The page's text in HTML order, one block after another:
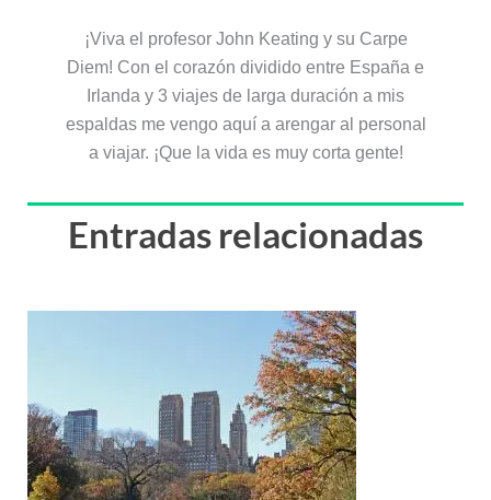
¡Viva el profesor John Keating y su Carpe
Diem! Con el corazón dividido entre España e
Irlanda y 3 viajes de larga duración a mis
espaldas me vengo aquí a arengar al personal
a viajar. ¡Que la vida es muy corta gente!
Entradas relacionadas